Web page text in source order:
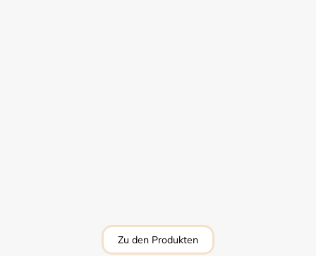
Zu den Produkten